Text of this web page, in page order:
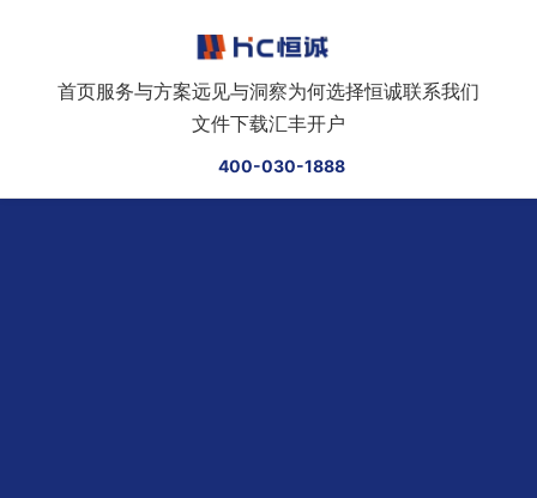
首页服务与方案远见与洞察为何选择恒诚联系我们
文件下载汇丰开户
400-030-1888